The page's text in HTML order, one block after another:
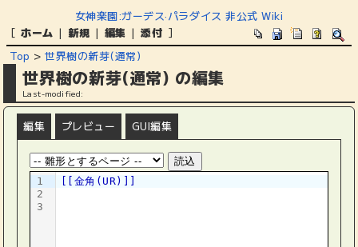
女神楽園:ガーデス·パラダイス 非公式 Wiki
[ ホーム | 新規 | 編集 | 添付 ]
Top >世界樹の新芽(通常)
世界樹の新芽(通常) の編集
Last-modified:
編集 プレビュー GUI編集
1
2
3
[[金角(UR)]]